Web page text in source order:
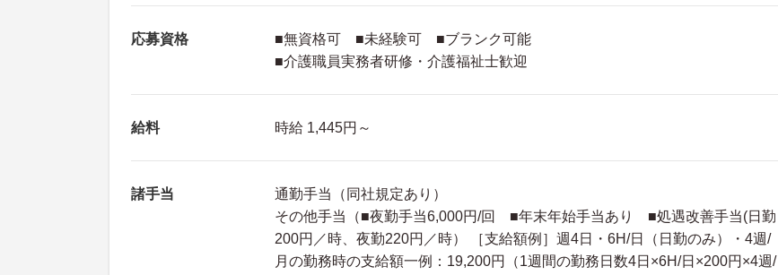
応募資格
■無資格可 ■未経験可 ■ブランク可能
■介護職員実務者研修・介護福祉士歓迎
給料 時給 1,445円～
諸手当
通勤手当（同社規定あり）
その他手当（■夜勤手当6,000円/回 ■年末年始手当あり ■処遇改善手当(日勤
200円／時、夜勤220円／時） ［支給額例］週4日・6H/日（日勤のみ）・4週/
月の勤務時の支給額一例：19,200円（1週間の勤務日数4日×6H/日×200円×4週/